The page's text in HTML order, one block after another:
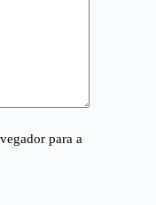
para a